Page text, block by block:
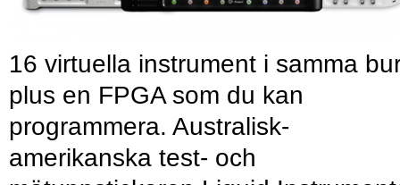
16 virtuella instrument i samma
plus en FPGA som du kan
programmera. Australisk-
amerikanska test- och